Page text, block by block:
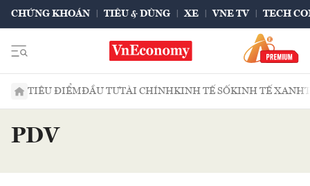
CHỨNG KHOÁN TIÊU & DÙNG XE VNE TV TECH
TIÊU ĐIỂMĐẦU TƯTÀI CHÍNHKINH TẾ SỐKINH TẾ XANH
PDV